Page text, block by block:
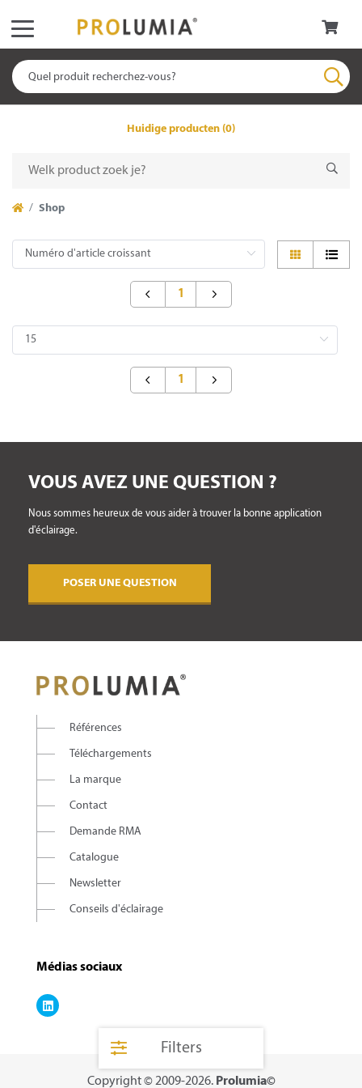
Huidige producten (0)
Filters
Shop
1
1
VOUS AVEZ UNE QUESTION ?
Nous sommes heureux de vous aider à trouver la bonne application
d'éclairage.
POSER UNE QUESTION
Références
Téléchargements
La marque
Contact
Demande RMA
Catalogue
Newsletter
Conseils d'éclairage
Médias sociaux
Copyright © 2009-2026. Prolumia©